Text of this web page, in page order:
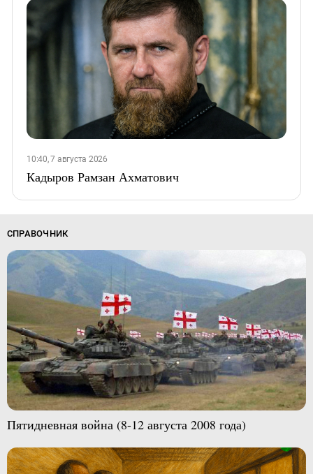
10:40, 7 августа 2026
Кадыров Рамзан Ахматович
СПРАВОЧНИК
Пятидневная война (8-12 августа 2008 года)